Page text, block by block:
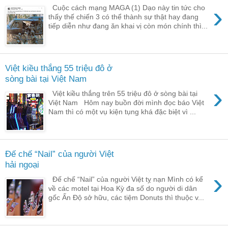
›
Cuộc cách mạng MAGA (1) Dạo này tin tức cho
thấy thế chiến 3 có thể thành sự thật hay đang
tiếp diễn như đang ăn khai vị còn món chính thì...
Việt kiều thắng 55 triệu đô ở
sòng bài tại Việt Nam
›
Việt kiều thắng trên 55 triệu đô ở sòng bài tại
Việt Nam Hôm nay buồn đời mình đọc báo Việt
Nam thì có một vụ kiện tụng khá đặc biệt vì ...
Đế chế “Nail” của người Việt
hải ngoại
›
Đế chế “Nail” của người Việt tỵ nạn Mình có kể
về các motel tại Hoa Kỳ đa số do người di dân
gốc Ấn Độ sở hữu, các tiệm Donuts thì thuộc v...